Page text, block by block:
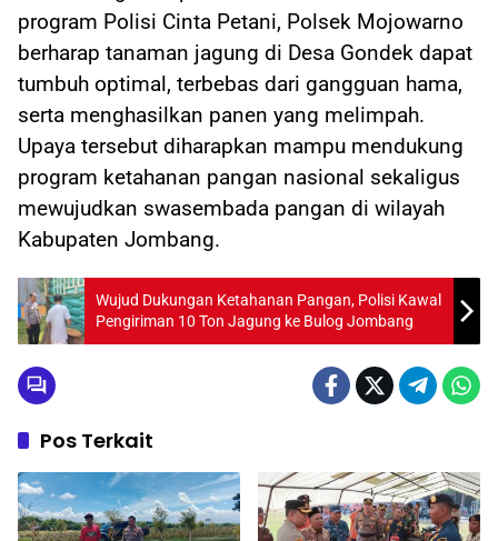
program Polisi Cinta Petani, Polsek Mojowarno
berharap tanaman jagung di Desa Gondek dapat
tumbuh optimal, terbebas dari gangguan hama,
serta menghasilkan panen yang melimpah.
Upaya tersebut diharapkan mampu mendukung
program ketahanan pangan nasional sekaligus
mewujudkan swasembada pangan di wilayah
Kabupaten Jombang.
Wujud Dukungan Ketahanan Pangan, Polisi Kawal
Pengiriman 10 Ton Jagung ke Bulog Jombang
Pos Terkait